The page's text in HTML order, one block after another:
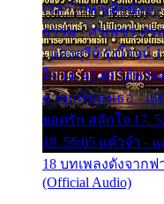
เวลาไปหาเมียน้อย
ธรรม - ศรเพชร ศร
- แสงสุรีย์ รุ่งโรจน์
ใจ 14. 42:49 ไอ้หวั
ธาตุแท้ของเธอ - แ
ยอดรัก สลักใจ 17.
18. 56:05 แต๋วจ๋า -
18 บทเพลงดังจาก
(Official Audio)